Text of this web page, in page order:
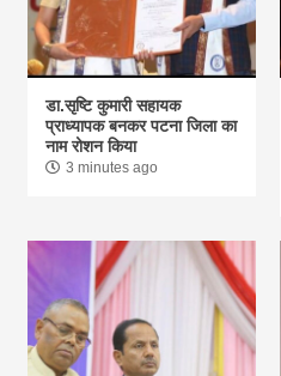
डा.सृष्टि कुमारी सहायक
प्राध्यापक बनकर पटना जिला का
नाम रोशन किया
3 minutes ago